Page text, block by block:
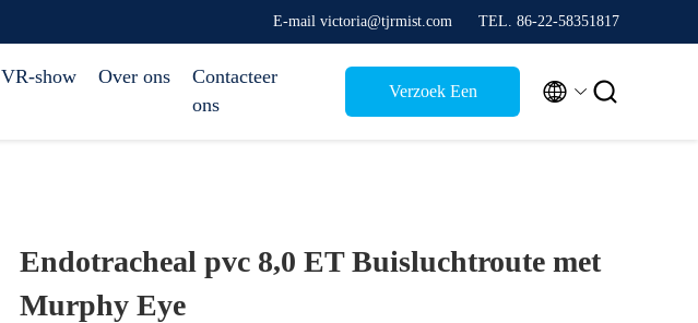
E-mail victoria@tjrmist.com TEL. 86-22-58351817
VR-show Over ons
Contacteer
ons
Verzoek Een  
Endotracheal pvc 8,0 ET Buisluchtroute met
Murphy Eye